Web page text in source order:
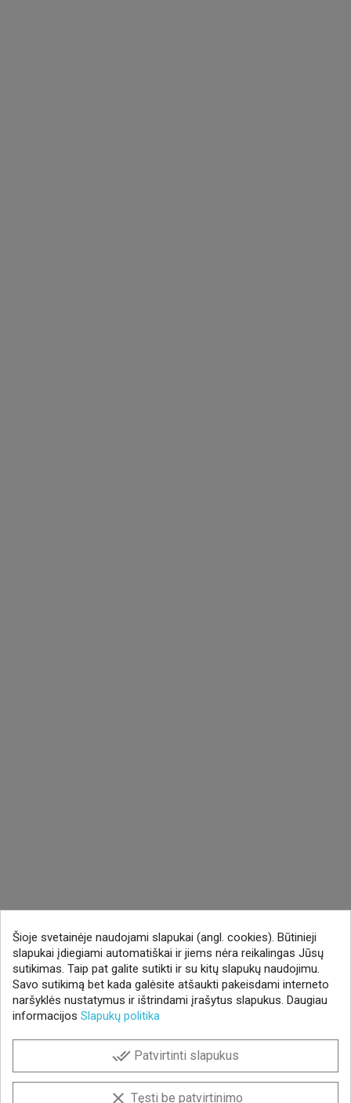
Šioje svetainėje naudojami slapukai (angl. cookies). Būtinieji
slapukai įdiegiami automatiškai ir jiems nėra reikalingas Jūsų
sutikimas. Taip pat galite sutikti ir su kitų slapukų naudojimu.
Savo sutikimą bet kada galėsite atšaukti pakeisdami interneto
naršyklės nustatymus ir ištrindami įrašytus slapukus. Daugiau
informacijos Slapukų politika
done_all Patvirtinti slapukus
clear Tęsti be patvirtinimo